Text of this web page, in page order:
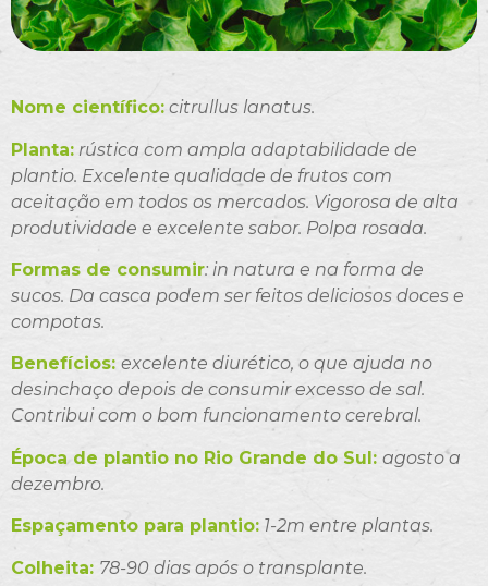
Nome científico: citrullus lanatus.
Planta: rústica com ampla adaptabilidade de
plantio. Excelente qualidade de frutos com
aceitação em todos os mercados. Vigorosa de alta
produtividade e excelente sabor. Polpa rosada.
Formas de consumir: in natura e na forma de
sucos. Da casca podem ser feitos deliciosos doces e
compotas.
Benefícios: excelente diurético, o que ajuda no
desinchaço depois de consumir excesso de sal.
Contribui com o bom funcionamento cerebral.
Época de plantio no Rio Grande do Sul: agosto a
dezembro.
Espaçamento para plantio: 1-2m entre plantas.
Colheita: 78-90 dias após o transplante.